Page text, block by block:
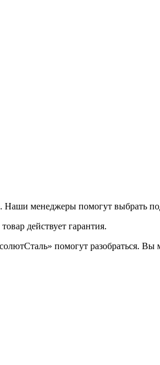
менеджеры помогут выбрать
действует гарантия.
помогут разобраться. Вы